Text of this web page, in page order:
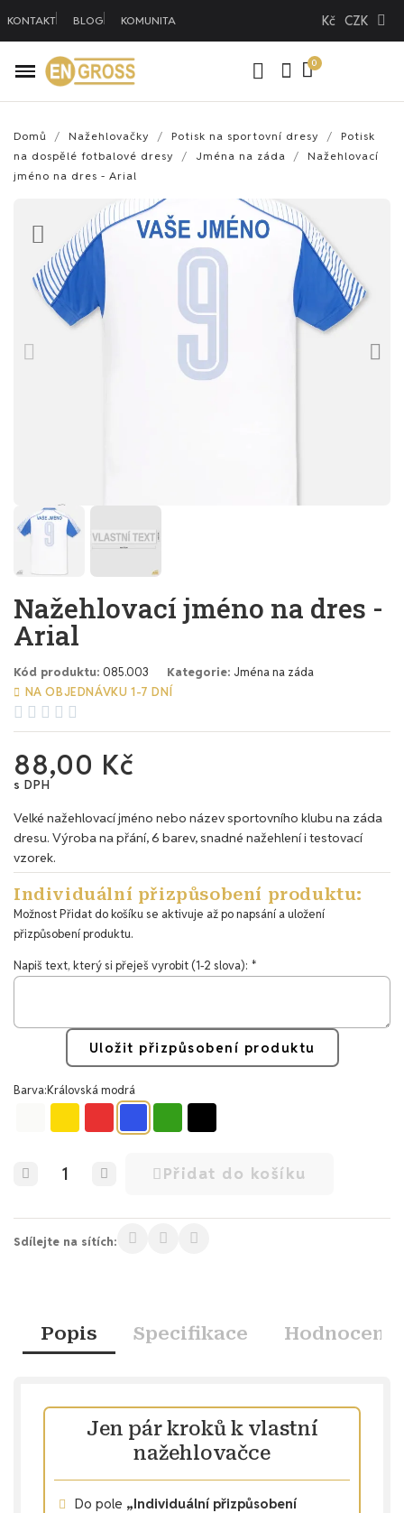
KONTAKT BLOG KOMUNITA Kč CZK
Domů Nažehlovačky Potisk na sportovní dresy
Potisk
na dospělé fotbalové dresy
Jména na záda
Nažehlovací
jméno na dres - Arial
Nažehlovací jméno na dres -
Arial
Kód produktu 085.003 Kategorie Jména na záda
NA OBJEDNÁVKU 1-7 DNÍ
    
88,00 Kč
s DPH
Velké nažehlovací jméno nebo název sportovního klubu na záda
dresu. Výroba na přání, 6 barev, snadné nažehlení i testovací
vzorek.
Individuální přizpůsobení produktu:
Možnost Přidat do košíku se aktivuje až po napsání a uložení
přizpůsobení produktu.
Napiš text, který si přeješ vyrobit (1-2 slova):
Uložit přizpůsobení produktu
BarvaKrálovská modrá
Přidat do košíku
Sdílejte na sítích:
Popis Specifikace Hodnocení
Jen pár kroků k vlastní
nažehlovačce
Do pole „Individuální přizpůsobení